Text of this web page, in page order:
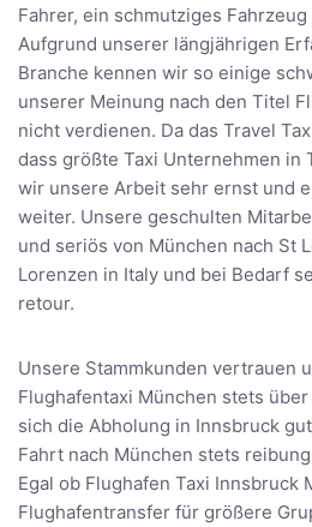
Fahrer, ein schmutziges
Aufgrund unserer längjährigen
Branche kennen wir so einige
unserer Meinung nach den Titel
nicht verdienen. Da das Travel
dass größte Taxi Unternehmen in
wir unsere Arbeit sehr ernst und
weiter. Unsere geschulten
und seriös von München nach St
Lorenzen in Italy und bei Bedarf
retour.
Unsere Stammkunden vertrauen
Flughafentaxi München stets
sich die Abholung in Innsbruck
Fahrt nach München stets
Egal ob Flughafen Taxi Innsbruck
Flughafentransfer für größere